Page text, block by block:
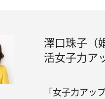
澤口珠子（
活女子力ア
「女子力アッ